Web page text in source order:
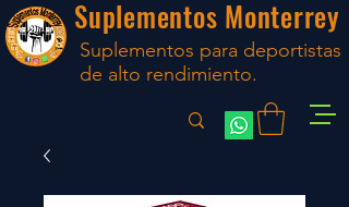
Suplementos Monterrey
Suplementos para deportistas
de alto rendimiento.